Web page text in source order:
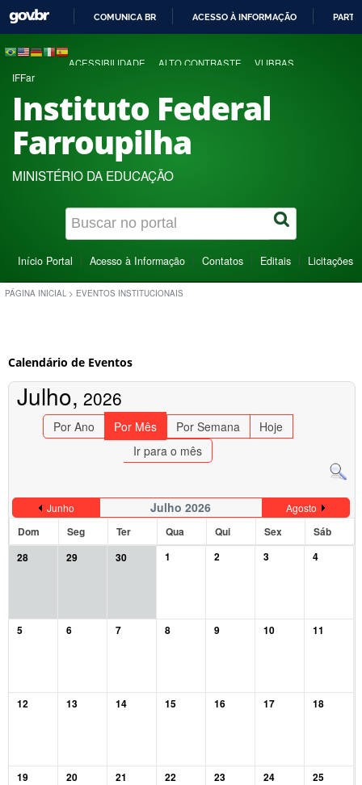
COMUNICA BR ACESSO À INFORMAÇÃO
ACESSIBILIDADE ALTO CONTRASTE VLIBRAS
IFFar
Instituto Federal
Farroupilha
MINISTÉRIO DA EDUCAÇÃO
Início Portal Acesso à Informação Contatos Editais Licitações
PÁGINA INICIAL > EVENTOS INSTITUCIONAIS
Calendário de Eventos
Julho, 2026
Por Ano Por Mês Por Semana
Hoje
Ir para o mês
Junho Julho 2026 Agosto
Dom Seg Ter Qua Qui Sex
Sáb
28
29 30 1 2 3 4
5 6 7 8 9 10 11
12 13 14 15 16 17 18
19 20 21 22 23 24 25